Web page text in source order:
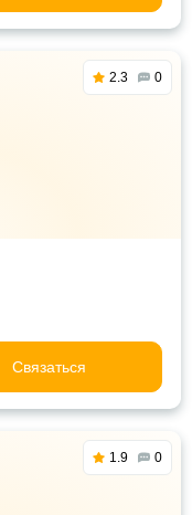
2.3 0
Связаться
1.9 0